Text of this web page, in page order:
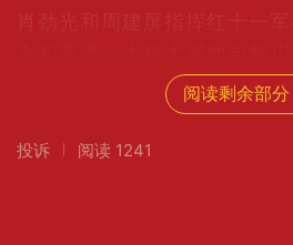
位置，使敌人错误地判断红
于是命令“围剿”军的中路军向
了红军埋伏圈，直到伏击战
阅读剩余部分
投诉 阅读 1241